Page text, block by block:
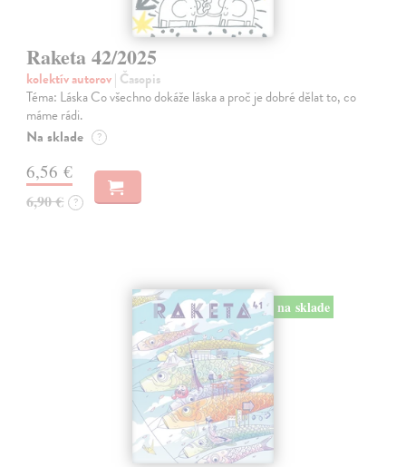
Raketa 42/2025
kolektív autorov| Časopis
Téma: Láska Co všechno dokáže láska a proč je dobré dělat to, co
máme rádi.
Na sklade ?
6,56 €
6,90 € ?
na sklade